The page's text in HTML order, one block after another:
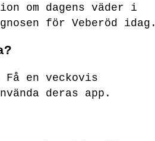
om dagens väder i
för Veberöd idag.
Få en veckovis
deras app.